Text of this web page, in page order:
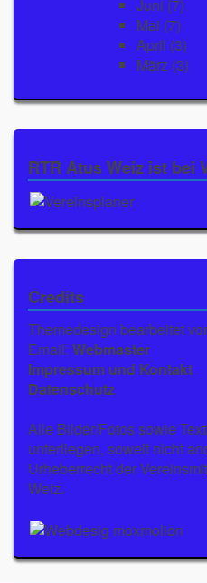
Juni (7)
Mai (7)
April (3)
März (3)
RTR Atus Weiz ist bei
Credits
Themedesign bearbeitet
Email: Webmaster
Impressum und Kontakt
Datenschutz
Alle Bilder/Fotos sowie
unterliegen, soweit nicht
Urheberrecht der
Weiz.